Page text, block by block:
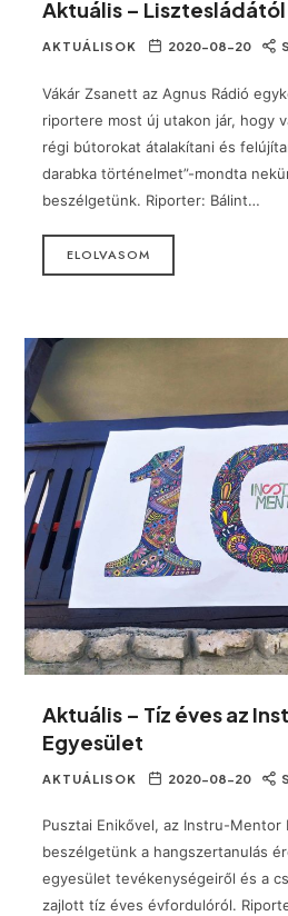
Aktuális –
AKTUÁLISOK 2020-08-20
Vákár Zsanett az Agnus Rádió
riportere most új utakon jár, hogy
régi bútorokat átalakítani és
darabka történelmet”-mondta
beszélgetünk. Riporter: Bálint…
ELOLVASOM
Aktuális – Tíz éves az
Egyesület
AKTUÁLISOK 2020-08-20
Pusztai Enikővel, az Instru-Mentor
beszélgetünk a hangszertanulás
egyesület tevékenységeiről és a
zajlott tíz éves évfordulóról.